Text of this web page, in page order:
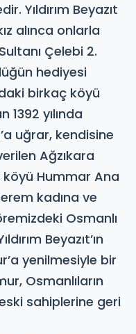
Yıldırım Beyazıt
alınca onlarla
Çelebi 2.
hediyesi
birkaç köyü
1392 yılında
uğrar, kendisine
Ağzıkara
Hummar Ana
kadına ve
Osmanlı
Beyazıt’ın
yenilmesiyle bir
Osmanlıların
sahiplerine geri